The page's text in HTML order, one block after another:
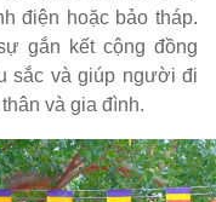
điện hoặc bảo tháp.
gắn kết cộng đồng
sắc và giúp người đi
và gia đình.